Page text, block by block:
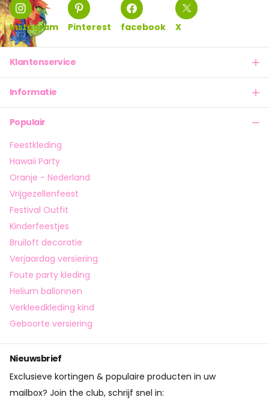
Instagram Pinterest facebook X
Klantenservice
Informatie
Populair
Feestkleding
Hawaii Party
Oranje - Nederland
Vrijgezellenfeest
Festival Outfit
Kinderfeestjes
Bruiloft decoratie
Verjaardag versiering
Foute party kleding
Helium ballonnen
Verkleedkleding kind
Geboorte versiering
Nieuwsbrief
Exclusieve kortingen & populaire producten in uw
mailbox? Join the club, schrijf snel in: